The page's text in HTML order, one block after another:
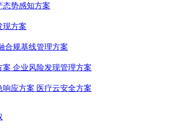
态势感知方案
现方案
合规基线管理方案
案 企业风险发现管理方案
响应方案 医疗云安全方案